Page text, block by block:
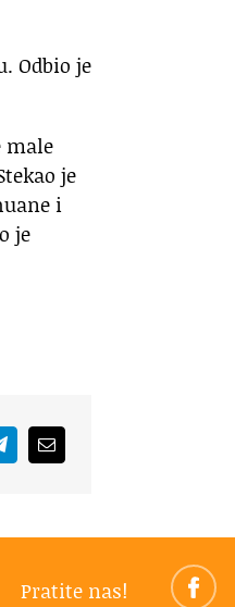
Odbio je
male
je
i
je
Email
Pratite nas!